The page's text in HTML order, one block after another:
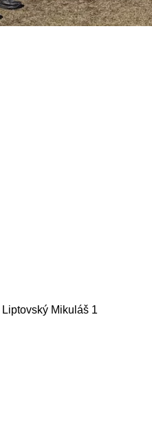
Mikuláš 1